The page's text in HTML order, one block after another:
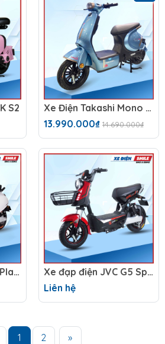
S2
Xe Điện Takashi Mono (48V-23Ah)
13.990.000₫ 14.690.000₫
Xe Điện JVC Vespa Platinum V2
Xe đạp điện JVC G5 Sport
Liên hệ
1 2 »